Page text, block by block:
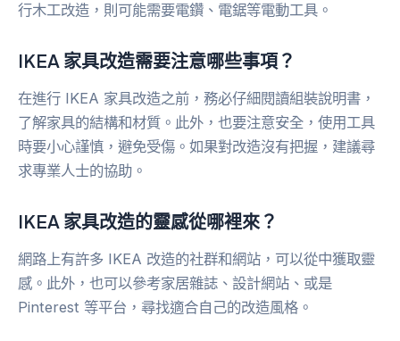
行木工改造，則可能需要電鑽、電鋸等電動工具。
IKEA 家具改造需要注意哪些事項？
在進行 IKEA 家具改造之前，務必仔細閱讀組裝說明書，
了解家具的結構和材質。此外，也要注意安全，使用工具
時要小心謹慎，避免受傷。如果對改造沒有把握，建議尋
求專業人士的協助。
IKEA 家具改造的靈感從哪裡來？
網路上有許多 IKEA 改造的社群和網站，可以從中獲取靈
感。此外，也可以參考家居雜誌、設計網站、或是
Pinterest 等平台，尋找適合自己的改造風格。